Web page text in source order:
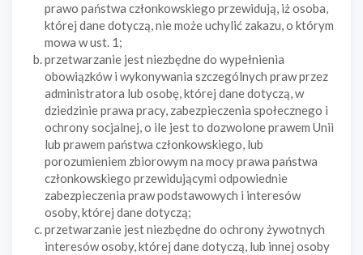
prawo państwa członkowskiego przewidują, iż osoba,
której dane dotyczą, nie może uchylić zakazu, o którym
mowa w ust. 1;
przetwarzanie jest niezbędne do wypełnienia
obowiązków i wykonywania szczególnych praw przez
administratora lub osobę, której dane dotyczą, w
dziedzinie prawa pracy, zabezpieczenia społecznego i
ochrony socjalnej, o ile jest to dozwolone prawem Unii
lub prawem państwa członkowskiego, lub
porozumieniem zbiorowym na mocy prawa państwa
członkowskiego przewidującymi odpowiednie
zabezpieczenia praw podstawowych i interesów
osoby, której dane dotyczą;
przetwarzanie jest niezbędne do ochrony żywotnych
interesów osoby, której dane dotyczą, lub innej osoby